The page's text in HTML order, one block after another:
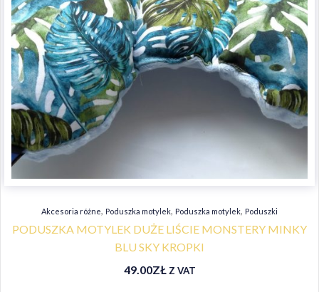
Akcesoria różne, Poduszka motylek, Poduszka motylek, Poduszki
PODUSZKA MOTYLEK DUŻE LIŚCIE MONSTERY MINKY
BLU SKY KROPKI
49.00ZŁ Z VAT